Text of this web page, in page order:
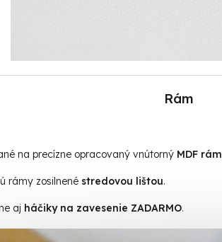
Rám
na precízne opracovaný vnútorný MDF rám
rámy zosilnené stredovou lištou.
aj háčiky na zavesenie ZADARMO.